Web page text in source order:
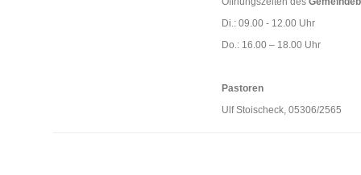
Di.: 09.00 - 12.00 Uhr
Do.: 16.00 – 18.00 Uhr
Pastoren
Ulf Stoischeck, 05306/2565